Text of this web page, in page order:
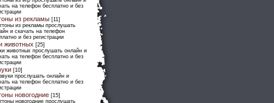
на телефон бесплатно и без
из рекламы [11]
из рекламы прослушать
и скачать на телефон
и без регистрации
животных [25]
животных прослушать онлайн и
на телефон бесплатно и без
[10]
прослушать онлайн и
на телефон бесплатно и без
новогодние [15]
новогодние прослушать